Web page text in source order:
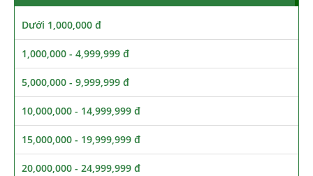
Dưới 1,000,000 đ
1,000,000 - 4,999,999 đ
5,000,000 - 9,999,999 đ
10,000,000 - 14,999,999 đ
15,000,000 - 19,999,999 đ
20,000,000 - 24,999,999 đ